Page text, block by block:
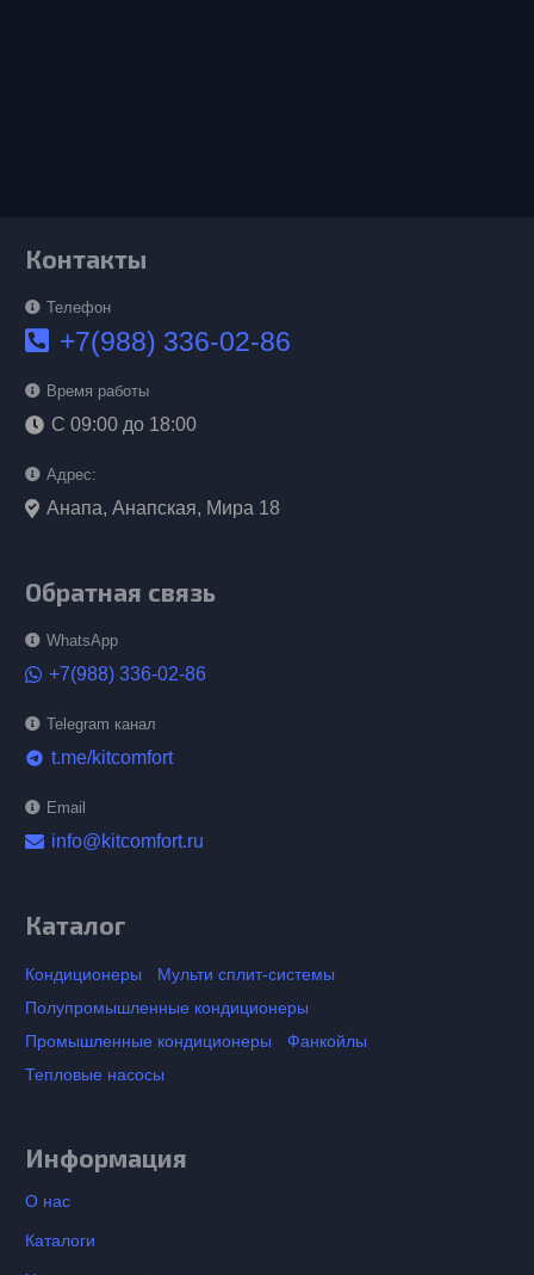
Контакты
Телефон
+7(988) 336-02-86
Время работы
С 09:00 до 18:00
Адрес:
Анапа, Анапская, Мира 18
Обратная связь
WhatsApp
+7(988) 336-02-86
Telegram канал
telegram t.me/kitcomfort
Email
info@kitcomfort.ru
Каталог
Кондиционеры
Мульти сплит-системы
Полупромышленные кондиционеры
Промышленные кондиционеры
Фанкойлы
Тепловые насосы
Информация
О нас
Каталоги